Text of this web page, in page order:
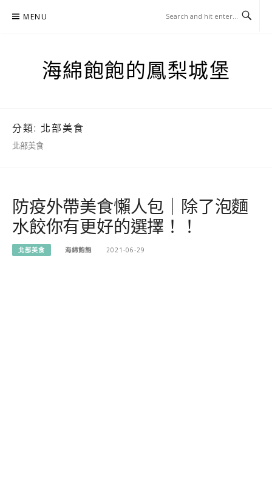
MENU
海綿飽飽的鳳梨城堡
分類: 北部美食
北部美食
防疫外帶美食懶人包｜除了泡麵
水餃你有更好的選擇！！
北部美食 海綿飽飽 2021-06-29